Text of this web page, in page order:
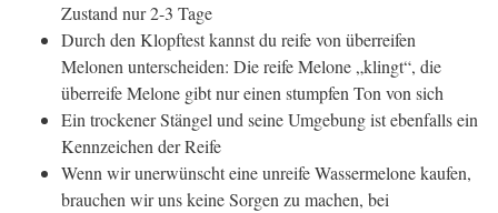
Zustand nur 2-3 Tage
Durch den Klopftest kannst du reife von überreifen
Melonen unterscheiden: Die reife Melone „klingt“, die
überreife Melone gibt nur einen stumpfen Ton von sich
Ein trockener Stängel und seine Umgebung ist ebenfalls ein
Kennzeichen der Reife
Wenn wir unerwünscht eine unreife Wassermelone kaufen,
brauchen wir uns keine Sorgen zu machen, bei